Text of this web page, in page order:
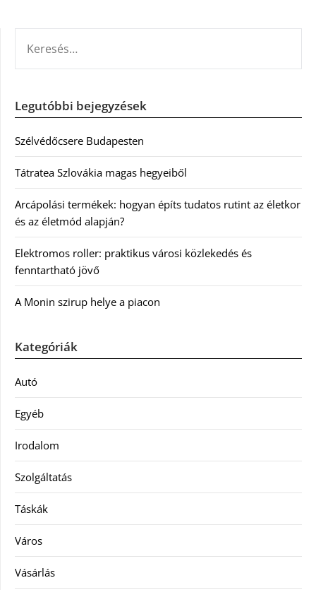
Legutóbbi bejegyzések
Szélvédőcsere Budapesten
Tátratea Szlovákia magas hegyeiből
Arcápolási termékek: hogyan építs tudatos rutint az életkor
és az életmód alapján?
Elektromos roller: praktikus városi közlekedés és
fenntartható jövő
A Monin szirup helye a piacon
Kategóriák
Autó
Egyéb
Irodalom
Szolgáltatás
Táskák
Város
Vásárlás